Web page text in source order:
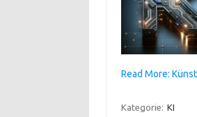
Read More:
Kategorie: KI